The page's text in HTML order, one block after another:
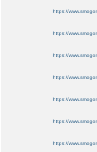
https://
https://
https://
https://
https://
https://
https://